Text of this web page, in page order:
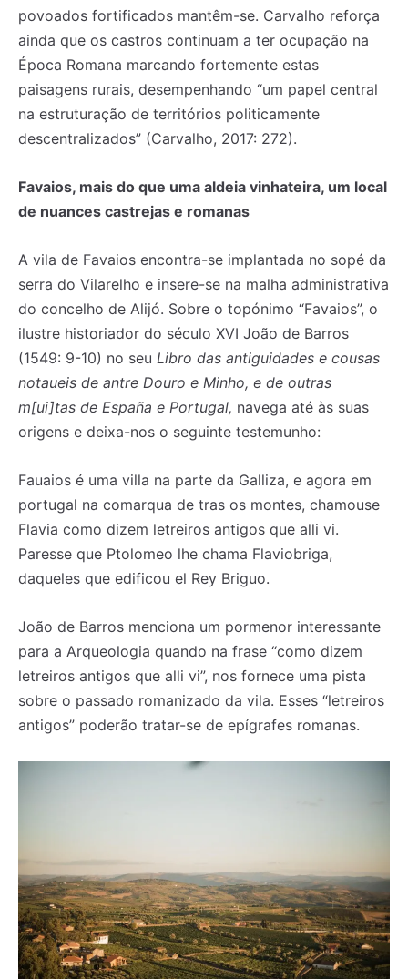
povoados fortificados mantêm-se. Carvalho reforça
ainda que os castros continuam a ter ocupação na
Época Romana marcando fortemente estas
paisagens rurais, desempenhando “um papel central
na estruturação de territórios politicamente
descentralizados” (Carvalho, 2017: 272).
Favaios, mais do que uma aldeia vinhateira, um local
de nuances castrejas e romanas
A vila de Favaios encontra-se implantada no sopé da
serra do Vilarelho e insere-se na malha administrativa
do concelho de Alijó. Sobre o topónimo “Favaios”, o
ilustre historiador do século XVI João de Barros
(1549: 9-10) no seu Libro das antiguidades e cousas
notaueis de antre Douro e Minho, e de outras
m[ui]tas de España e Portugal, navega até às suas
origens e deixa-nos o seguinte testemunho:
Fauaios é uma villa na parte da Galliza, e agora em
portugal na comarqua de tras os montes, chamouse
Flavia como dizem letreiros antigos que alli vi.
Paresse que Ptolomeo lhe chama Flaviobriga,
daqueles que edificou el Rey Briguo.
João de Barros menciona um pormenor interessante
para a Arqueologia quando na frase “como dizem
letreiros antigos que alli vi”, nos fornece uma pista
sobre o passado romanizado da vila. Esses “letreiros
antigos” poderão tratar-se de epígrafes romanas.